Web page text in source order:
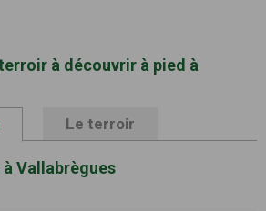
à découvrir à pied à
Le terroir
Vallabrègues